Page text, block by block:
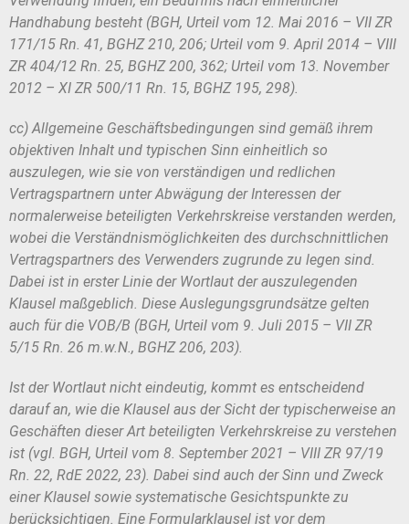
Handhabung besteht (BGH, Urteil vom 12. Mai 2016 – VII ZR
171/15 Rn. 41, BGHZ 210, 206; Urteil vom 9. April 2014 – VIII
ZR 404/12 Rn. 25, BGHZ 200, 362; Urteil vom 13. November
2012 – XI ZR 500/11 Rn. 15, BGHZ 195, 298).
cc) Allgemeine Geschäftsbedingungen sind gemäß ihrem
objektiven Inhalt und typischen Sinn einheitlich so
auszulegen, wie sie von verständigen und redlichen
Vertragspartnern unter Abwägung der Interessen der
normalerweise beteiligten Verkehrskreise verstanden werden,
wobei die Verständnismöglichkeiten des durchschnittlichen
Vertragspartners des Verwenders zugrunde zu legen sind.
Dabei ist in erster Linie der Wortlaut der auszulegenden
Klausel maßgeblich. Diese Auslegungsgrundsätze gelten
auch für die VOB/B (BGH, Urteil vom 9. Juli 2015 – VII ZR
5/15 Rn. 26 m.w.N., BGHZ 206, 203).
Ist der Wortlaut nicht eindeutig, kommt es entscheidend
darauf an, wie die Klausel aus der Sicht der typischerweise an
Geschäften dieser Art beteiligten Verkehrskreise zu verstehen
ist (vgl. BGH, Urteil vom 8. September 2021 – VIII ZR 97/19
Rn. 22, RdE 2022, 23). Dabei sind auch der Sinn und Zweck
einerKlausel sowie systematische Gesichtspunkte zu
berücksichtigen. Eine Formularklausel ist vor dem